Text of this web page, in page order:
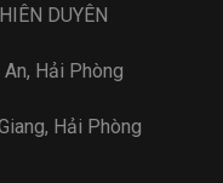
DUYÊN
Hải Phòng
Hải Phòng